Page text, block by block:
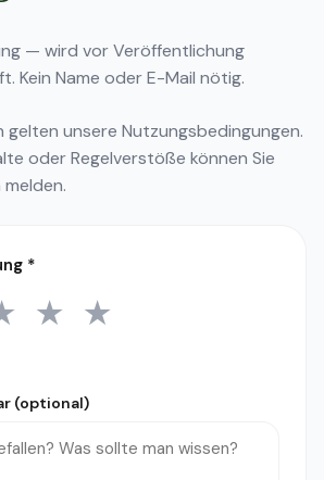
— wird vor Veröffentlichung
Kein Name oder E-Mail nötig.
gelten unsere Nutzungsbedingungen.
oder Regelverstöße können Sie
melden.
*
3 Sterne
4 Sterne
★ 5 Sterne
★
(optional)